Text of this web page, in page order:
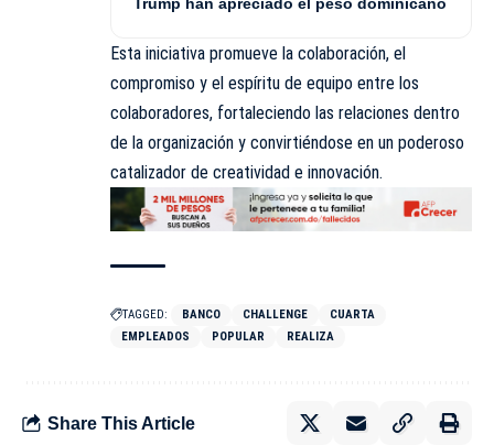
Esta iniciativa promueve la colaboración, el
compromiso y el espíritu de equipo entre los
colaboradores, fortaleciendo las relaciones dentro
de la organización y convirtiéndose en un poderoso
catalizador de creatividad e innovación.
TAGGED: BANCO CHALLENGE
CUARTA
EMPLEADOS
POPULAR REALIZA
Share This Article